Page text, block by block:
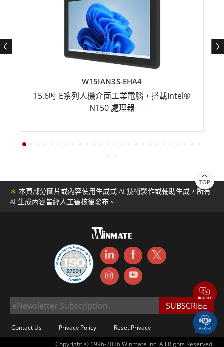
W15IAN3S-EHA4
15.6吋 E系列人機介面工業電腦，搭載Intel®
N150 處理器
TOP
＊ 本頁部分圖片或內容使用生成式 AI 技術製作或輔助生成，所有
AI 生成內容皆經人工審核後發布。
Contact Us Privacy Policy
Reset Privacy
Copyright © 1996-2026 Winmate Inc. All Rights Reserved.